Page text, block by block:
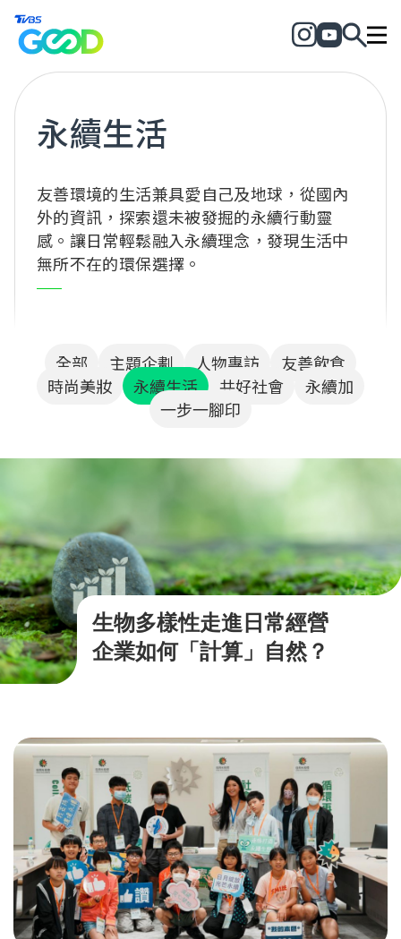
永續生活
友善環境的生活兼具愛自己及地球，從國內
外的資訊，探索還未被發掘的永續行動靈
感。讓日常輕鬆融入永續理念，發現生活中
無所不在的環保選擇。
全部 主題企劃 人物專訪
友善飲食
時尚美妝
永續生活 共好社會
永續加
一步一腳印
生物多樣性走進日常經營
企業如何「計算」自然？